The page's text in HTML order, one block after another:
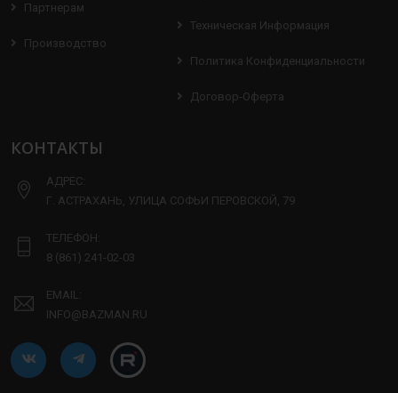
Партнерам
Производство
Техническая Информация
Политика Конфиденциальности
Договор-Оферта
КОНТАКТЫ
АДРЕС:
Г. АСТРАХАНЬ, УЛИЦА СОФЬИ ПЕРОВСКОЙ, 79
ТЕЛЕФОН:
8 (861) 241-02-03
EMAIL:
INFO@BAZMAN.RU